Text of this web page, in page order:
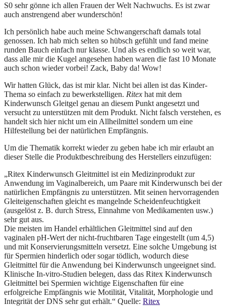
S0 sehr gönne ich allen Frauen der Welt Nachwuchs. Es ist zwar
auch anstrengend aber wunderschön!
Ich persönlich habe auch meine Schwangerschaft damals total
genossen. Ich hab mich selten so hübsch gefühlt und fand meine
runden Bauch einfach nur klasse. Und als es endlich so weit war,
dass alle mir die Kugel angesehen haben waren die fast 10 Monate
auch schon wieder vorbei! Zack, Baby da! Wow!
Wir hatten Glück, das ist mir klar. Nicht bei allen ist das Kinder-
Thema so einfach zu bewerkstelligen. Ritex hat mit dem
Kinderwunsch Gleitgel genau an diesem Punkt angesetzt und
versucht zu unterstützen mit dem Produkt. Nicht falsch verstehen, es
handelt sich hier nicht um ein Allheilmittel sondern um eine
Hilfestellung bei der natürlichen Empfängnis.
Um die Thematik korrekt wieder zu geben habe ich mir erlaubt an
dieser Stelle die Produktbeschreibung des Herstellers einzufügen:
„Ritex Kinderwunsch Gleitmittel ist ein Medizinprodukt zur
Anwendung im Vaginalbereich, um Paare mit Kinderwunsch bei der
natürlichen Empfängnis zu unterstützen. Mit seinen hervorragenden
Gleiteigenschaften gleicht es mangelnde Scheidenfeuchtigkeit
(ausgelöst z. B. durch Stress, Einnahme von Medikamenten usw.)
sehr gut aus.
Die meisten im Handel erhältlichen Gleitmittel sind auf den
vaginalen pH-Wert der nicht-fruchtbaren Tage eingestellt (um 4,5)
und mit Konservierungsmitteln versetzt. Eine solche Umgebung ist
für Spermien hinderlich oder sogar tödlich, wodurch diese
Gleitmittel für die Anwendung bei Kinderwunsch ungeeignet sind.
Klinische In-vitro-Studien belegen, dass das Ritex Kinderwunsch
Gleitmittel bei Spermien wichtige Eigenschaften für eine
erfolgreiche Empfängnis wie Motilität, Vitalität, Morphologie und
Integrität der DNS sehr gut erhält.“ Quelle: Ritex